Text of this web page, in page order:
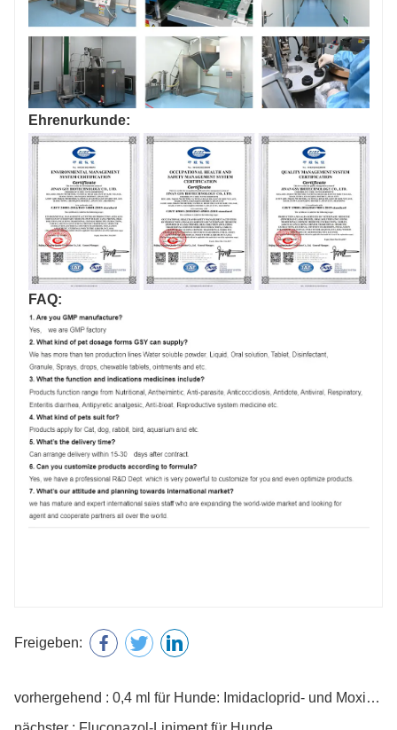
Ehrenurkunde:
FAQ:
Freigeben:
vorhergehend : 0,4 ml für Hunde: Imidacloprid- und Moxidectin-Tropfen